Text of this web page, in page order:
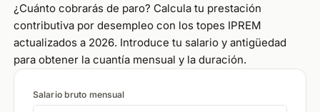
¿Cuánto cobrarás de paro? Calcula tu prestación
contributiva por desempleo con los topes IPREM
actualizados a 2026. Introduce tu salario y antigüedad
para obtener la cuantía mensual y la duración.
Salario bruto mensual